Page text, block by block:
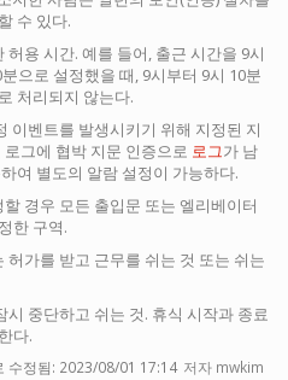
수 있다.
허용 시간. 예를 들어, 출근 시간을 9시
으로 설정했을 때, 9시부터 9시 10분
처리되지 않는다.
이벤트를 발생시키기 위해 지정된 지
그에 협박 지문 인증으로 로그가 남
여 별도의 알람 설정이 가능하다.
할 경우 모든 출입문 또는 엘리베이터
한 구역.
허가를 받고 근무를 쉬는 것 또는 쉬는
시 중단하고 쉬는 것. 휴식 시작과 종료
다.
수정됨: 2023/08/01 17:14 저자 mwkim